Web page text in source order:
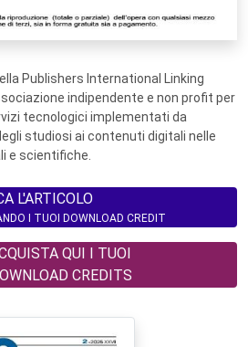
Publishers International Linking
indipendente e non profit per
tecnologici implementati da
studiosi ai contenuti digitali nelle
e scientifiche.
L'ARTICOLO
I TUOI DOWNLOAD CREDIT
QUI I TUOI
CREDITS